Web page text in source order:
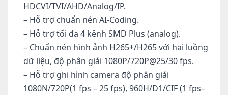
HDCVI/TVI/AHD/Analog/IP.
– Hỗ trợ chuẩn nén AI-Coding.
– Hỗ trợ tối đa 4 kênh SMD Plus (analog).
– Chuẩn nén hình ảnh H265+/H265 với hai luồng
dữ liệu, độ phân giải 1080P/720P@25/30 fps.
– Hỗ trợ ghi hình camera độ phân giải
1080N/720P(1 fps – 25 fps), 960H/D1/CIF (1 fps–